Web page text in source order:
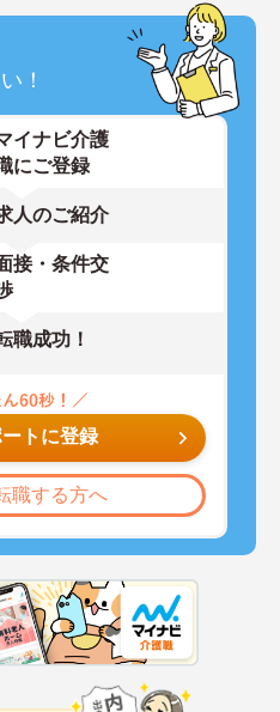
！
イナビ介護
にご登録
人のご紹介
接・条件交
職成功！
トに登録
職する方へ